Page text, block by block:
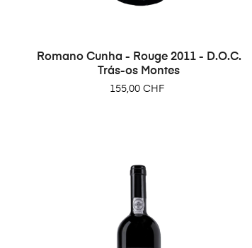
Romano Cunha - Rouge 2011 - D.O.C.
Trás-os Montes
Prix
155,00 CHF